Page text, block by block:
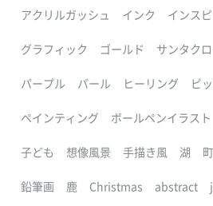
アクリルガッシュ インク インス
グラフィック ゴールド サンタク
パープル パール ヒーリング ビ
ペインティング ボールペンイラスト
子ども 想像風景 手描き風 湖 町
鉛筆画 鹿 Christmas abstract